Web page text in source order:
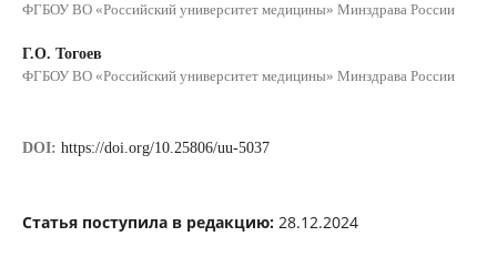
ФГБОУ ВО «Российский университет медицины» Минздрава России
Г.О. Тогоев
ФГБОУ ВО «Российский университет медицины» Минздрава России
DOI: https://doi.org/10.25806/uu-5037
Статья поступила в редакцию:28.12.2024